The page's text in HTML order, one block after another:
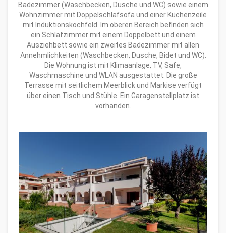
Badezimmer (Waschbecken, Dusche und WC) sowie einem
Wohnzimmer mit Doppelschlafsofa und einer Küchenzeile
mit Induktionskochfeld. Im oberen Bereich befinden sich
ein Schlafzimmer mit einem Doppelbett und einem
Ausziehbett sowie ein zweites Badezimmer mit allen
Annehmlichkeiten (Waschbecken, Dusche, Bidet und WC).
Die Wohnung ist mit Klimaanlage, TV, Safe,
Waschmaschine und WLAN ausgestattet. Die große
Terrasse mit seitlichem Meerblick und Markise verfügt
über einen Tisch und Stühle. Ein Garagenstellplatz ist
vorhanden.